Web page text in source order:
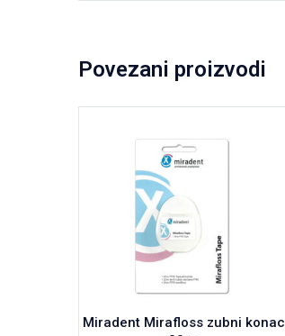
Povezani proizvodi
Miradent Mirafloss zubni konac